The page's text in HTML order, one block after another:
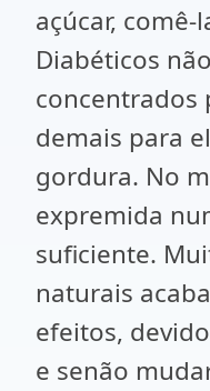
açúcar, comê-
Diabéticos
concentrados
demais para
gordura. No
expremida
suficiente.
naturais
efeitos,
e senão